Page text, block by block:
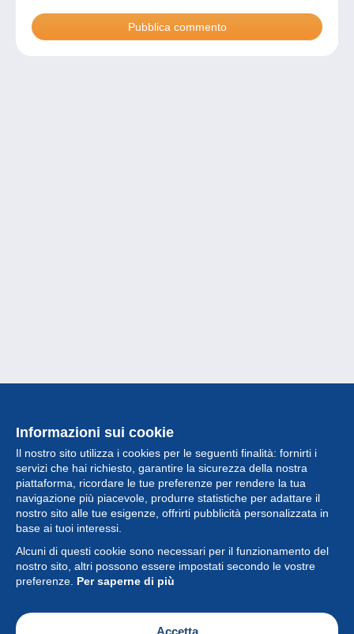
Informazioni sui cookie
Il nostro sito utilizza i cookies per le seguenti finalità: fornirti i
servizi che hai richiesto, garantire la sicurezza della nostra
piattaforma, ricordare le tue preferenze per rendere la tua
navigazione più piacevole, produrre statistiche per adattare il
nostro sito alle tue esigenze, offrirti pubblicità personalizzata in
base ai tuoi interessi.
Alcuni di questi cookie sono necessari per il funzionamento del
nostro sito, altri possono essere impostati secondo le vostre
preferenze. Per saperne di più
Accetta
Collezione
Novità
Funzione
Società